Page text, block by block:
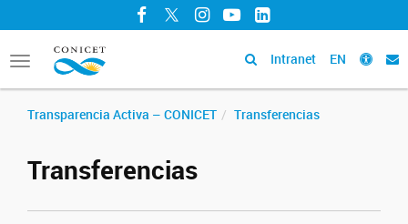
Facebook
TwitterInstagram
YouTubeLinkedIn
Toggle
navigation
Intranet EN
Transparencia Activa – CONICET Transferencias
Transferencias